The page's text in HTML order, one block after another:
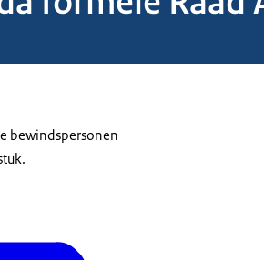
bewindspersonen